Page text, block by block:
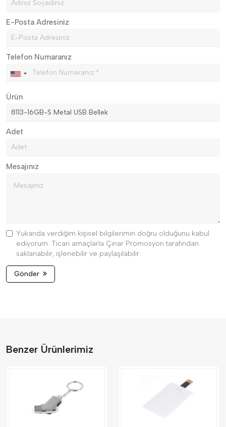
E-Posta Adresiniz
Telefon Numaranız
Ürün
Adet
Mesajınız
Yukarıda verdiğim kişisel bilgilerimin doğru olduğunu kabul
ediyorum. Ticari amaçlarla Çınar Promosyon tarafından
saklanabilir, işlenebilir ve paylaşılabilir.
Gönder
Benzer Ürünlerimiz